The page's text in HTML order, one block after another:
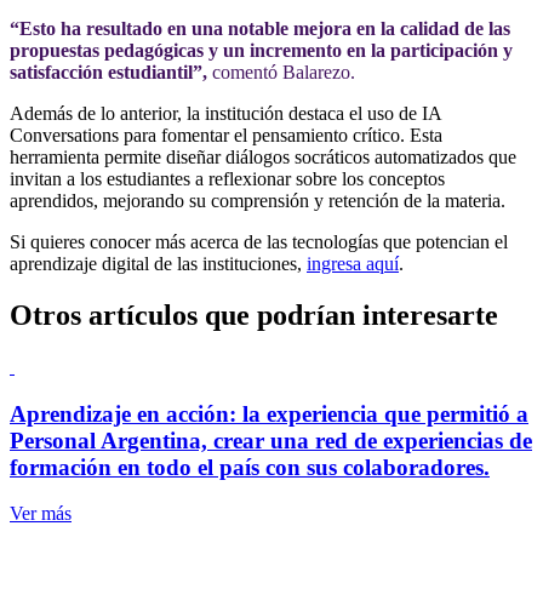
“Esto ha resultado en una notable mejora en la calidad de las
propuestas pedagógicas y un incremento en la participación y
satisfacción estudiantil”, comentó Balarezo.
Además de lo anterior, la institución destaca el uso de IA
Conversations para fomentar el pensamiento crítico. Esta
herramienta permite diseñar diálogos socráticos automatizados que
invitan a los estudiantes a reflexionar sobre los conceptos
aprendidos, mejorando su comprensión y retención de la materia.
Si quieres conocer más acerca de las tecnologías que potencian el
aprendizaje digital de las instituciones, ingresa aquí.
Otros artículos que podrían interesarte
Aprendizaje en acción: la experiencia que permitió a
Personal Argentina, crear una red de experiencias de
formación en todo el país con sus colaboradores.
Ver más